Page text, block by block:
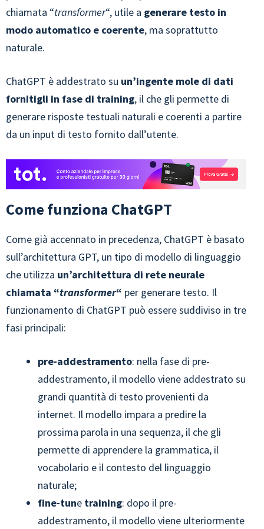
chiamata “transformer“, utile a generare testo in
modo automatico e coerente, ma soprattutto
naturale.
ChatGPT è addestrato su un’ingente mole di dati
fornitigli in fase di training, il che gli permette di
generare risposte testuali naturali e coerenti a partire
da un input di testo fornito dall’utente.
Come funziona ChatGPT
Come già accennato in precedenza, ChatGPT è basato
sull’architettura GPT, un tipo di modello di linguaggio
che utilizza un’architettura di rete neurale
chiamata “transformer“ per generare testo. Il
funzionamento di ChatGPT può essere suddiviso in tre
fasi principali:
pre-addestramento: nella fase di pre-
addestramento, il modello viene addestrato su
grandi quantità di testo provenienti da
internet. Il modello impara a predire la
prossima parola in una sequenza, il che gli
permette di apprendere la grammatica, il
vocabolario e il contesto del linguaggio
naturale;
fine-tune training: dopo il pre-
addestramento, il modello viene ulteriormente